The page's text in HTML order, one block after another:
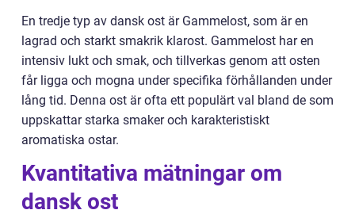
En tredje typ av dansk ost är Gammelost, som är en
lagrad och starkt smakrik klarost. Gammelost har en
intensiv lukt och smak, och tillverkas genom att osten
får ligga och mogna under specifika förhållanden under
lång tid. Denna ost är ofta ett populärt val bland de som
uppskattar starka smaker och karakteristiskt
aromatiska ostar.
Kvantitativa mätningar om
dansk ost